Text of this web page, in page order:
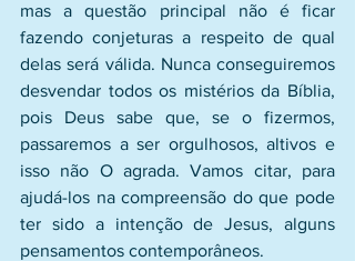
mas a questão principal não é ficar
fazendo conjeturas a respeito de qual
delas será válida. Nunca conseguiremos
desvendar todos os mistérios da Bíblia,
pois Deus sabe que, se o fizermos,
passaremos a ser orgulhosos, altivos e
isso não O agrada. Vamos citar, para
ajudá-los na compreensão do que pode
ter sido a intenção de Jesus, alguns
pensamentos contemporâneos.